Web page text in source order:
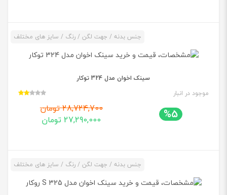
جنس بدنه / جهت لگن / رنگ / سایز های مختلف
سینک اخوان مدل 324 توکار
موجود در انبار
%5
28,724,700 تومان
27,290,000 تومان
جنس بدنه / جهت لگن / رنگ / سایز های مختلف